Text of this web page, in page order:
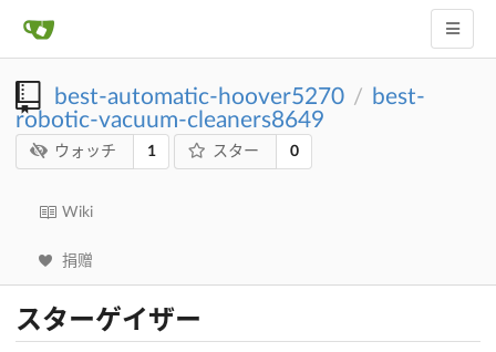
best-automatic-hoover5270 / best-
robotic-vacuum-cleaners8649
ウォッチ 1 スター 0
Wiki
捐赠
スターゲイザー